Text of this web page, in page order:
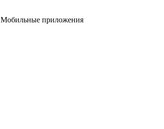
Мобильные приложения